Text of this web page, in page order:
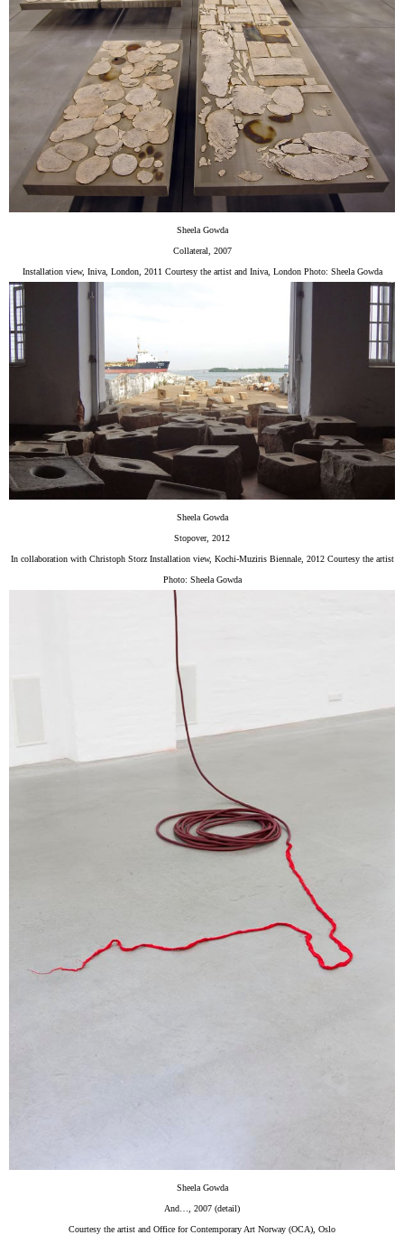
Sheela Gowda
Collateral, 2007
Installation view, Iniva, London, 2011 Courtesy the artist and Iniva, London Photo: Sheela Gowda
Sheela Gowda
Stopover, 2012
In collaboration with Christoph Storz Installation view, Kochi-Muziris Biennale, 2012 Courtesy the artist
Photo: Sheela Gowda
Sheela Gowda
And…, 2007 (detail)
Courtesy the artist and Office for Contemporary Art Norway (OCA), Oslo